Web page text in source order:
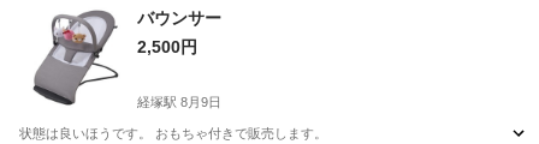
那覇市 赤嶺駅
バウンサー
2,500円
経塚駅 8月9日
状態は良いほうです。 おもちゃ付きで販売します。